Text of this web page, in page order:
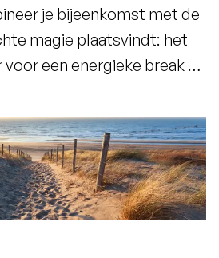
je bijeenkomst met de
magie plaatsvindt: het
een energieke break of